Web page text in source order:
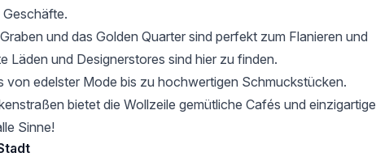
und das Golden Quarter sind perfekt zum Flanieren und
Läden und Designerstores sind hier zu finden.
von edelster Mode bis zu hochwertigen Schmuckstücken.
bietet die Wollzeile gemütliche Cafés und einzigartige
Sinne!